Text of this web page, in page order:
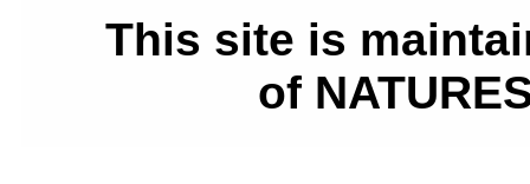
This site is
of